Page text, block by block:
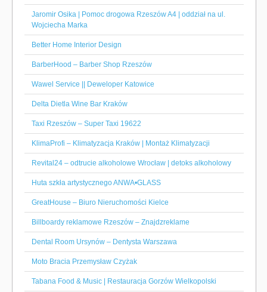
Jaromir Osika | Pomoc drogowa Rzeszów A4 | oddział na ul.
Wojciecha Marka
Better Home Interior Design
BarberHood – Barber Shop Rzeszów
Wawel Service || Deweloper Katowice
Delta Dietla Wine Bar Kraków
Taxi Rzeszów – Super Taxi 19622
KlimaProfi – Klimatyzacja Kraków | Montaż Klimatyzacji
Revital24 – odtrucie alkoholowe Wrocław | detoks alkoholowy
Huta szkła artystycznego ANWA•GLASS
GreatHouse – Biuro Nieruchomości Kielce
Billboardy reklamowe Rzeszów – Znajdzreklame
Dental Room Ursynów – Dentysta Warszawa
Moto Bracia Przemysław Czyżak
Tabana Food & Music | Restauracja Gorzów Wielkopolski